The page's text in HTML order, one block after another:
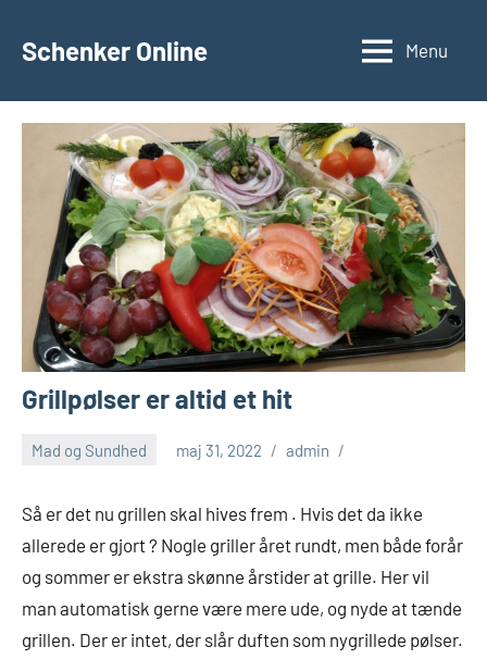
Schenker Online Menu
Grillpølser er altid et hit
Mad og Sundhed maj 31, 2022 admin
Så er det nu grillen skal hives frem . Hvis det da ikke
allerede er gjort ? Nogle griller året rundt, men både forår
og sommer er ekstra skønne årstider at grille. Her vil
man automatisk gerne være mere ude, og nyde at tænde
grillen. Der er intet, der slår duften som nygrillede pølser.